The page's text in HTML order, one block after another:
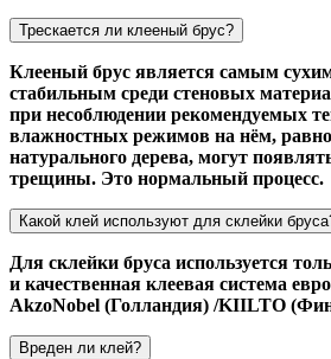
Трескается ли клееный брус?
Клееный брус является самым
стабильным среди стеновых
при несоблюдении рекомендуемых
влажностных режимов на нём,
натурального дерева, могут
трещины. Это нормальный процесс.
Какой клей используют для склейки
Для склейки бруса используется
и качественная клеевая система
AkzoNobel (Голландия) /KIILTO
Вреден ли клей?